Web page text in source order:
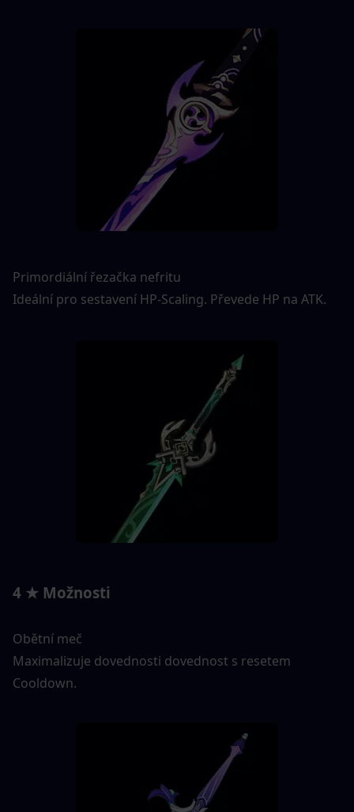
Primordiální řezačka nefritu
Ideální pro sestavení HP-Scaling. Převede HP na ATK.
4 ★ Možnosti
Obětní meč
Maximalizuje dovednosti dovednost s resetem
Cooldown.